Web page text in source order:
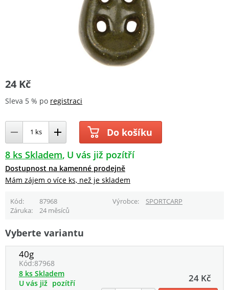
24 Kč
Sleva 5 % po registraci
Do košíku
8 ks Skladem U vás již pozítří
Dostupnost na kamenné prodejně
Mám zájem o více ks, než je skladem
Kód 87968 Výrobce
SPORTCARP
Záruka
24 měsíců
Vyberte variantu
40g
Kód:87968
24 Kč
8 ks Skladem
U vás již pozítří